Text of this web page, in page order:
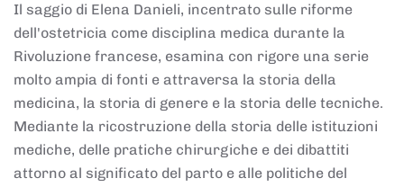
Il saggio di Elena Danieli, incentrato sulle riforme
dell'ostetricia come disciplina medica durante la
Rivoluzione francese, esamina con rigore una serie
molto ampia di fonti e attraversa la storia della
medicina, la storia di genere e la storia delle tecniche.
Mediante la ricostruzione della storia delle istituzioni
mediche, delle pratiche chirurgiche e dei dibattiti
attorno al significato del parto e alle politiche del